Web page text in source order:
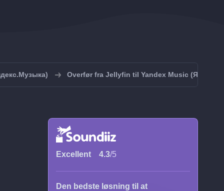
Overfør fra Jellyfin til Yandex Music
Excellent 4.3/5
Den bedste løsning til at